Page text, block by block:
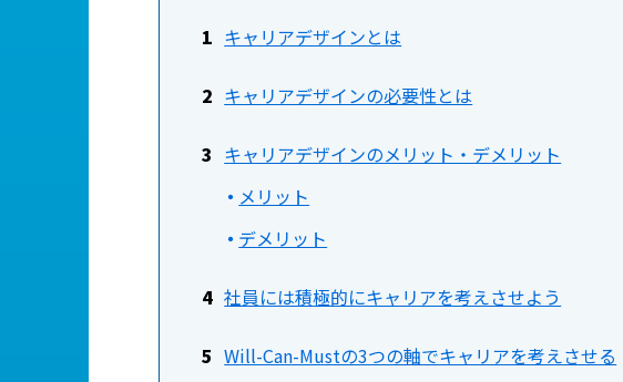
キャリアデザインとは
キャリアデザインの必要性とは
キャリアデザインのメリット・デメリット
メリット
デメリット
社員には積極的にキャリアを考えさせよう
Will-Can-Mustの3つの軸でキャリアを考えさせる